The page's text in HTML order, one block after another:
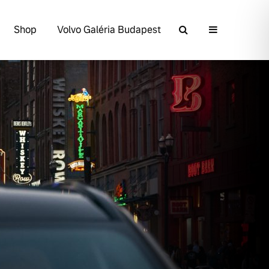
Shop Volvo Galéria Budapest
A Volvo Cars
bemutatja